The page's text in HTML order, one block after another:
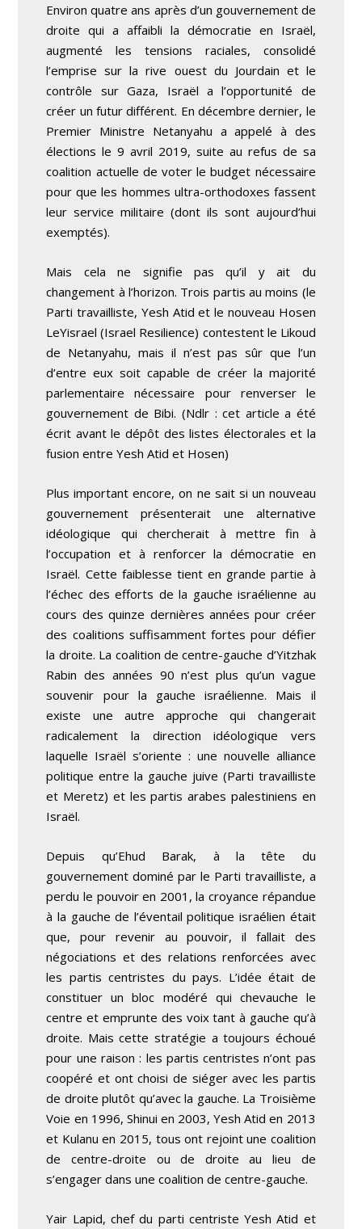
Environ quatre ans après d’un gouvernement de
droite qui a affaibli la démocratie en Israël,
augmenté les tensions raciales, consolidé
l’emprise sur la rive ouest du Jourdain et le
contrôle sur Gaza, Israël a l’opportunité de
créer un futur différent. En décembre dernier, le
Premier Ministre Netanyahu a appelé à des
élections le 9 avril 2019, suite au refus de sa
coalition actuelle de voter le budget nécessaire
pour que les hommes ultra-orthodoxes fassent
leur service militaire (dont ils sont aujourd’hui
exemptés).
Mais cela ne signifie pas qu’il y ait du
changement à l’horizon. Trois partis au moins (le
Parti travailliste, Yesh Atid et le nouveau Hosen
LeYisrael (Israel Resilience) contestent le Likoud
de Netanyahu, mais il n’est pas sûr que l’un
d’entre eux soit capable de créer la majorité
parlementaire nécessaire pour renverser le
gouvernement de Bibi. (Ndlr : cet article a été
écrit avant le dépôt des listes électorales et la
fusion entre Yesh Atid et Hosen)
Plus important encore, on ne sait si un nouveau
gouvernement présenterait une alternative
idéologique qui chercherait à mettre fin à
l’occupation et à renforcer la démocratie en
Israël. Cette faiblesse tient en grande partie à
l’échec des efforts de la gauche israélienne au
cours des quinze dernières années pour créer
des coalitions suffisamment fortes pour défier
la droite. La coalition de centre-gauche d’Yitzhak
Rabin des années 90 n’est plus qu’un vague
souvenir pour la gauche israélienne. Mais il
existe une autre approche qui changerait
radicalement la direction idéologique vers
laquelle Israël s’oriente : une nouvelle alliance
politique entre la gauche juive (Parti travailliste
et Meretz) et les partis arabes palestiniens en
Israël.
Depuis qu’Ehud Barak, à la tête du
gouvernement dominé par le Parti travailliste, a
perdu le pouvoir en 2001, la croyance répandue
à la gauche de l’éventail politique israélien était
que, pour revenir au pouvoir, il fallait des
négociations et des relations renforcées avec
les partis centristes du pays. L’idée était de
constituer un bloc modéré qui chevauche le
centre et emprunte des voix tant à gauche qu’à
droite. Mais cette stratégie a toujours échoué
pour une raison : les partis centristes n’ont pas
coopéré et ont choisi de siéger avec les partis
de droite plutôt qu’avec la gauche. La Troisième
Voie en 1996, Shinui en 2003, Yesh Atid en 2013
et Kulanu en 2015, tous ont rejoint une coalition
de centre-droite ou de droite au lieu de
s’engager dans une coalition de centre-gauche.
Yair Lapid, chef du parti centriste Yesh Atid et